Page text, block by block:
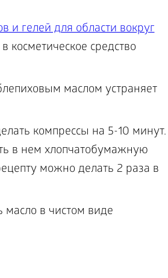
и гелей для области вокруг
косметическое средство
маслом устраняет
компрессы на 5-10 минут.
в нем хлопчатобумажную
можно делать 2 раза в
масло в чистом виде